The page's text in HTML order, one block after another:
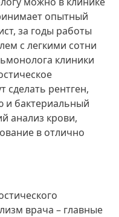
опытный
за годы работы
с легкими сотни
клиники
сделать рентген,
и бактериальный
анализ крови,
в отлично
врача – главные